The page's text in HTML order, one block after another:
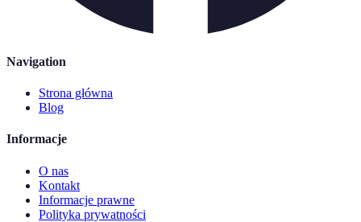
Navigation
Strona główna
Blog
Informacje
O nas
Kontakt
Informacje prawne
Polityka prywatności